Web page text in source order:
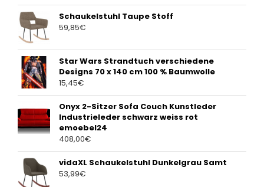
Schaukelstuhl Taupe Stoff
59,85€
Star Wars Strandtuch verschiedene
Designs 70 x 140 cm 100 % Baumwolle
15,45€
Onyx 2-Sitzer Sofa Couch Kunstleder
Industrieleder schwarz weiss rot
emoebel24
408,00€
vidaXL Schaukelstuhl Dunkelgrau Samt
53,99€